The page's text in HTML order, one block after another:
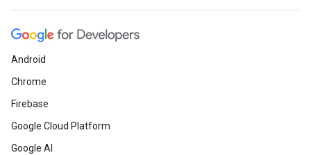
Android
Chrome
Firebase
Google Cloud Platform
Google AI